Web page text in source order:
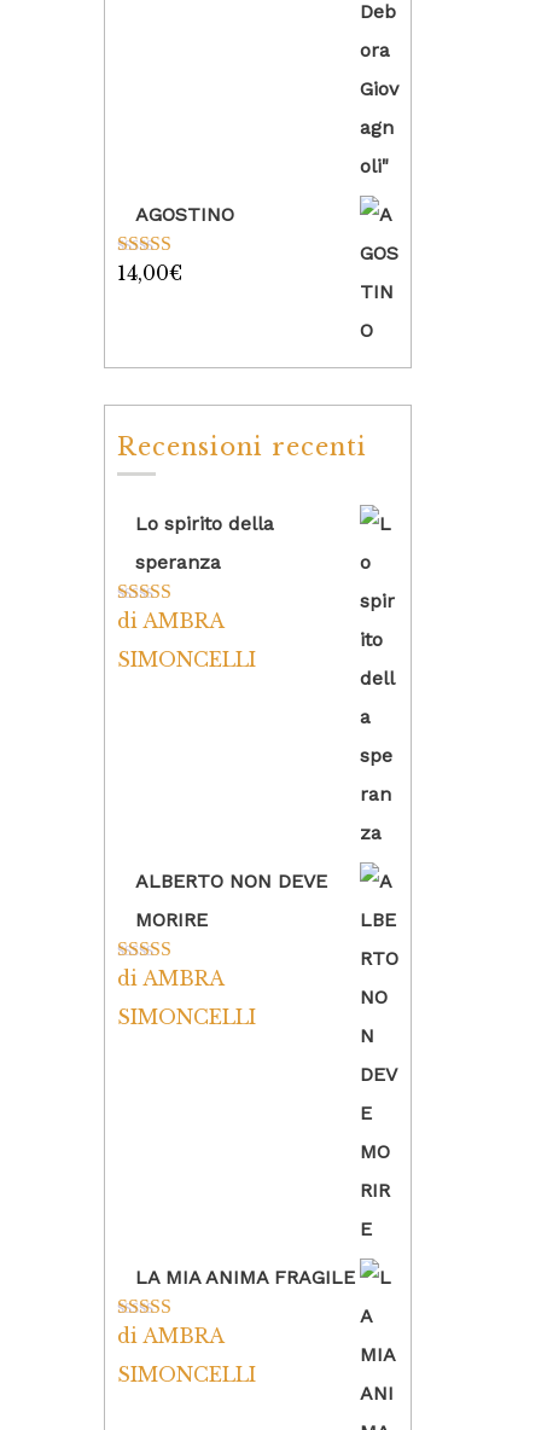
AGOSTINO
Valutato
14,00€
Recensioni recenti
Lo spirito della
speranza
Valutato5su
di AMBRA
SIMONCELLI
ALBERTO NON DEVE
MORIRE
Valutato5su
di AMBRA
SIMONCELLI
LA MIA ANIMA FRAGILE
Valutato5su
di AMBRA
SIMONCELLI